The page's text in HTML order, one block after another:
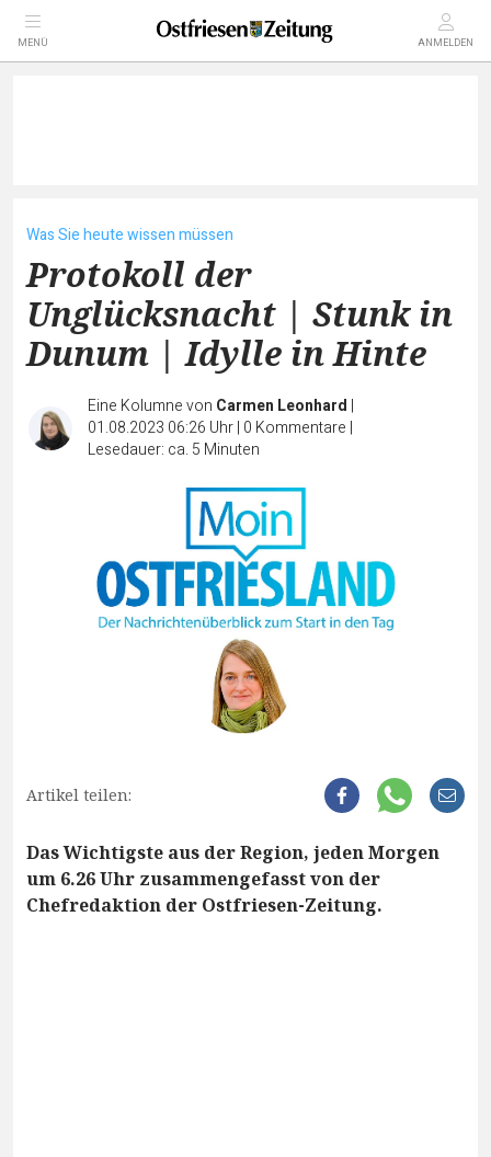
MENÜ ANMELDEN
Was Sie heute wissen müssen
Protokoll der
Unglücksnacht | Stunk in
Dunum | Idylle in Hinte
Eine Kolumne von Carmen Leonhard |
01.08.2023 06:26 Uhr| 0 Kommentare |
Lesedauer: ca. 5 Minuten
Artikel teilen:
Das Wichtigste aus der Region, jeden Morgen
um 6.26 Uhr zusammengefasst von der
Chefredaktion der Ostfriesen-Zeitung.